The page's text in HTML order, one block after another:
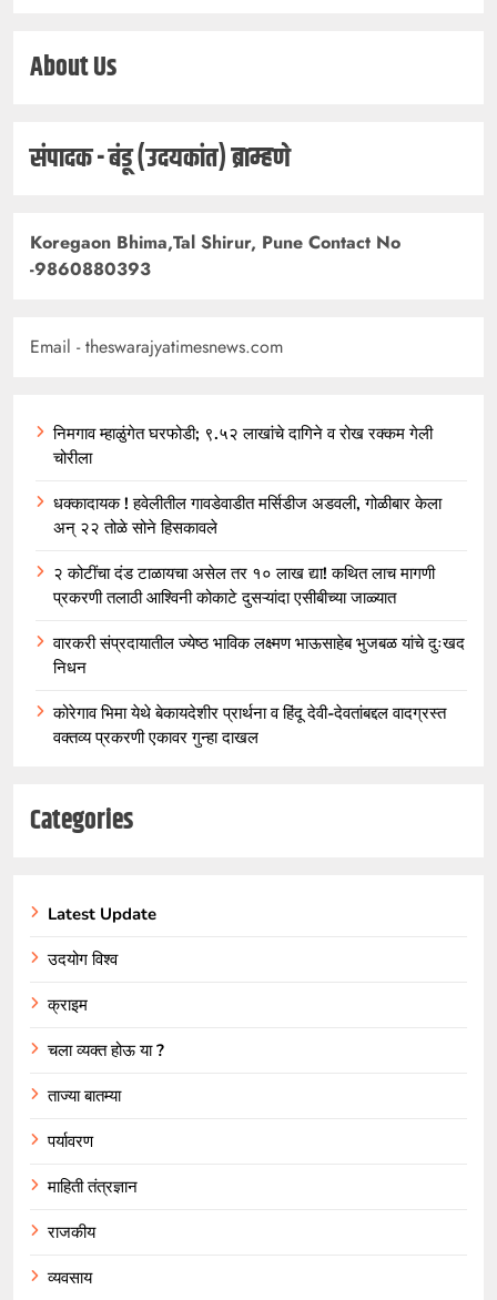
About Us
संपादक - बंडू (उदयकांत) ब्राम्हणे
Koregaon Bhima,Tal Shirur, Pune Contact No
-9860880393
Email - theswarajyatimesnews.com
निमगाव म्हाळुंगेत घरफोडी; ९.५२ लाखांचे दागिने व रोख रक्कम गेली
चोरीला
धक्कादायक ! हवेलीतील गावडेवाडीत मर्सिडीज अडवली, गोळीबार केला
अन् २२ तोळे सोने हिसकावले
२ कोटींचा दंड टाळायचा असेल तर १० लाख द्या! कथित लाच मागणी
प्रकरणी तलाठी आश्विनी कोकाटे दुसऱ्यांदा एसीबीच्या जाळ्यात
वारकरी संप्रदायातील ज्येष्ठ भाविक लक्ष्मण भाऊसाहेब भुजबळ यांचे दुःखद
निधन
कोरेगाव भिमा येथे बेकायदेशीर प्रार्थना व हिंदू देवी-देवतांबद्दल वादग्रस्त
वक्तव्य प्रकरणी एकावर गुन्हा दाखल
Categories
Latest Update
उदयोग विश्व
क्राइम
चला व्यक्त होऊ या ?
ताज्या बातम्या
पर्यावरण
माहिती तंत्रज्ञान
राजकीय
व्यवसाय